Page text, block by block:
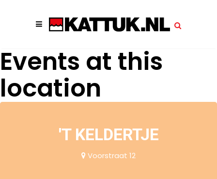
Events at this
location
'T KELDERTJE
Voorstraat 12